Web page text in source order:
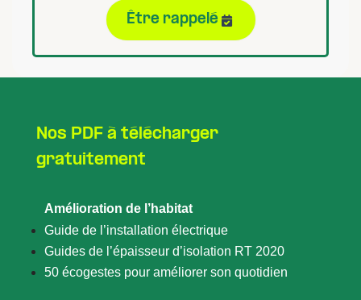
Être rappelé
Nos PDF à télécharger
gratuitement
Amélioration de l’habitat
Guide de l’installation électrique
Guides de l’épaisseur d’isolation RT 2020
50 écogestes pour améliorer son quotidien